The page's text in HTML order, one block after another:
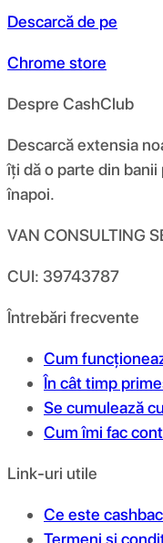
Descarcă de pe
Chrome store
Despre CashClub
Descarcă extensia
îți dă o parte din
înapoi.
VAN CONSULTING
CUI: 39743787
Întrebări frecvente
Cum
În cât timp
Se cumulează
Cum îmi fac
Link-uri utile
Ce este
Termeni și